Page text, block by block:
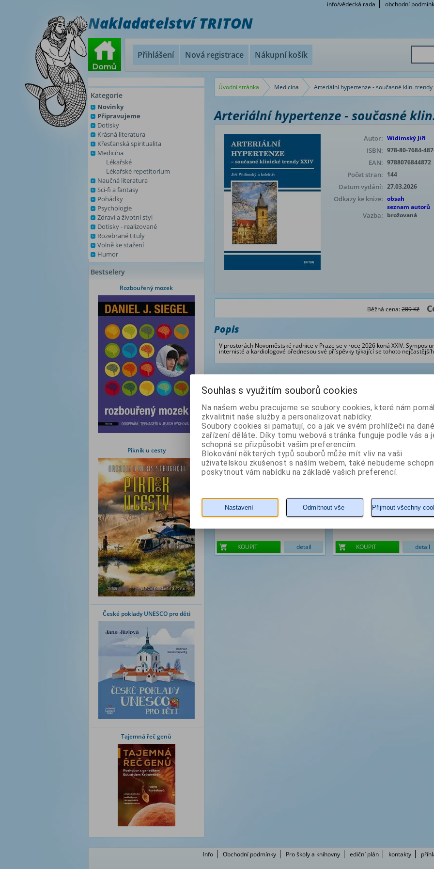
info/vědecká rada obchodní
Nakladatelství TRITON
Přihlášení Nová registrace Nákupní košík
Kategorie
Novinky
Připravujeme
Dotisky
Krásná literatura
Křesťanská spiritualita
Medicína
Lékařské
Lékařské repetitorium
Naučná literatura
Sci-fi a fantasy
Pohádky
Psychologie
Zdraví a životní styl
Dotisky - realizované
Rozebrané tituly
Volně ke stažení
Humor
Bestselery
Rozbouřený mozek
Piknik u cesty
České poklady UNESCO pro děti
Tajemná řeč genů
Úvodní stránka Medicína Arteriální hypertenze - současné klin. trendy
Arteriální hypertenze - současné
Autor: Widimský Jiří
ISBN: 978-80-7684-
EAN: 9788076844872
Počet stran: 144
Datum vydání: 27.03.2026
Odkazy ke knize: obsah
seznam autorů
Vazba: brožovaná
Běžná cena:289 Kč
Popis
V prostorách Novoměstské radnice v Praze se v roce 2026 koná XXIV.
internisté a kardiologové přednesou své příspěvky týkající se tohoto
současné klin. trendy XXIII
Autor: Widimský Jiří
KOUPIT detail
současné klin. trendy
Autor: Widimský Jiří
KOUPIT detail
Info Obchodní podmínky Pro školy a knihovny ediční plán kontakty
Souhlas s využitím souborů cookies
Na našem webu pracujeme se soubory cookies, které nám
zkvalitnit naše služby a personalizovat nabídky.
Soubory cookies si pamatují, co a jak ve svém prohlížeči na
zařízení děláte. Díky tomu webová stránka funguje podle vás a
schopná se přizpůsobit vašim preferencím.
Blokování některých typů souborů může mít vliv na vaši
uživatelskou zkušenost s naším webem, také nebudeme schopni
poskytnout vám nabídku na základě vašich preferencí.
Nastavení Odmítnout vše Přijmout všechny